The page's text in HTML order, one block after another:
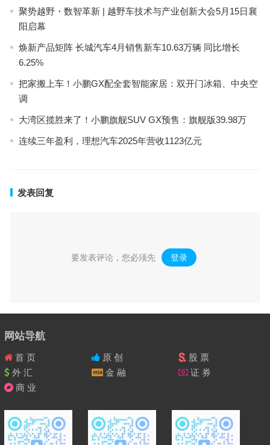
聚势越野・数智革新 | 越野车技术与产业创新大会5月15日襄
阳启幕
焕新产品矩阵 长城汽车4月销售新车10.63万辆 同比增长
6.25%
把家搬上车！小鹏GX配全套智能家居：双开门冰箱、中央空
调
大湾区揽胜来了！小鹏旗舰SUV GX预售：旗舰版39.98万
连续三年盈利，理想汽车2025年营收1123亿元
发表回复
要发表评论，您必须先 登录 。
网站导航
首 页 原 创
股 票
外 汇
金 融
证 券
商 业